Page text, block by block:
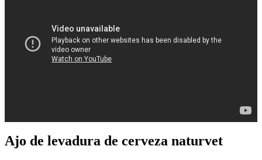
Ajo de levadura de cerveza naturvet